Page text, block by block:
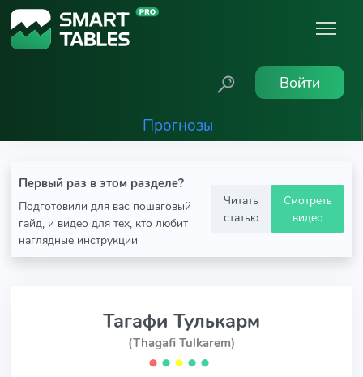
Войти
Прогнозы
Первый раз в этом разделе?
Подготовили для вас пошаговый
гайд, и видео для тех, кто любит
наглядные инструкции
Читать
статью
Смотреть
видео
Тагафи Тулькарм
(Thagafi Tulkarem)
⬤ ⬤ ⬤ ⬤ ⬤